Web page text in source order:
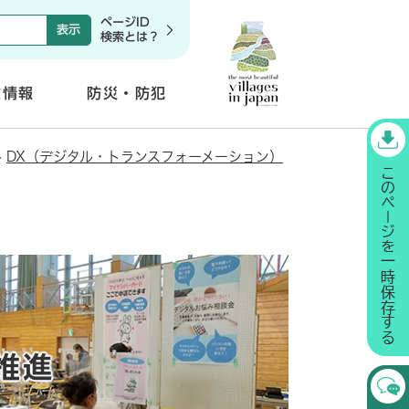
ページID
検索とは？
報 防災・防犯
く
DX（デジタル・トランスフォーメーション）
進